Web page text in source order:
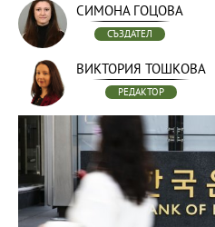
СИМОНА ГОЦОВА
СЪЗДАТЕЛ
ВИКТОРИЯ ТОШКОВА
РЕДАКТОР